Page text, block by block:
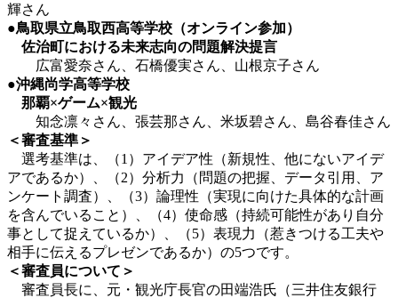
輝さん
●鳥取県立鳥取西高等学校（オンライン参加）
佐治町における未来志向の問題解決提言
広富愛奈さん、石橋優実さん、山根京子さん
●沖縄尚学高等学校
那覇×ゲーム×観光
知念凛々さん、張芸那さん、米坂碧さん、島谷春佳さん
＜審査基準＞
選考基準は、（1）アイデア性（新規性、他にないアイデ
アであるか）、（2）分析力（問題の把握、データ引用、ア
ンケート調査）、（3）論理性（実現に向けた具体的な計画
を含んでいること）、（4）使命感（持続可能性があり自分
事として捉えているか）、（5）表現力（惹きつける工夫や
相手に伝えるプレゼンであるか）の5つです。
＜審査員について＞
審査員長に、元・観光庁長官の田端浩氏（三井住友銀行